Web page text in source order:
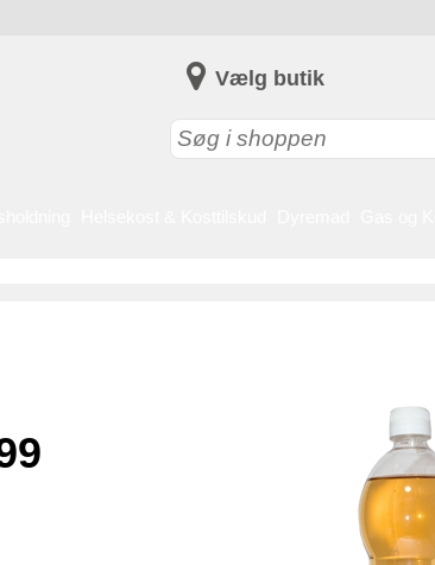
Vælg butik